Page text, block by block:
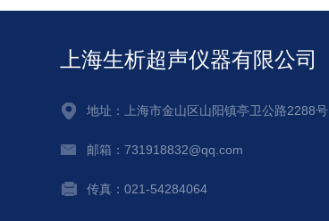
上海生析超声仪器有限公司
地址：上海市金山区山阳镇亭卫公路2288号
邮箱：731918832@qq.com
传真：021-54284064